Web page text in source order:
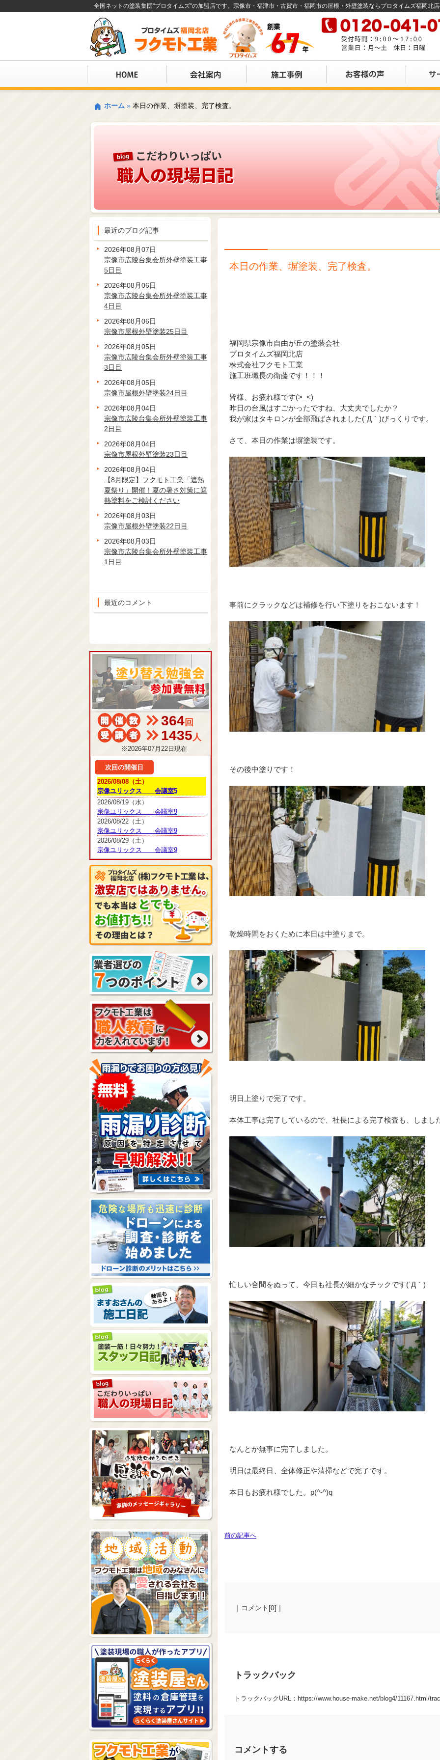
全国ネットの塗装集団"プロタイムズ"の加盟店です。宗像市・福津市・古賀市・福岡市の屋根・外壁塗装ならプロタイムズ福岡北
ホーム » 本日の作業、塀塗装、完了検査。
本日の作業、塀塗装、完了検査。
福岡県宗像市自由が丘の塗装会社
プロタイムズ福岡北店
株式会社フクモト工業
施工班職長の衛藤です！！！
皆様、お疲れ様です(>_<)
昨日の台風はすごかったですね、大丈夫でしたか？
我が家はタキロンが全部飛ばされました(´Д｀)びっくりです。
さて、本日の作業は塀塗装です。
事前にクラックなどは補修を行い下塗りをおこないます！
その後中塗りです！
乾燥時間をおくために本日は中塗りまで。
明日上塗りで完了です。
本体工事は完了しているので、社長による完了検査も、しまし
忙しい合間をぬって、今日も社長が細かなチックです(´Д｀)
なんとか無事に完了しました。
明日は最終日、全体修正や清掃などで完了です。
本日もお疲れ様でした。p(^-^)q
前の記事へ
｜コメント[0]｜
トラックバック
トラックバックURL：https://www.house-make.net/blog4/11167.html/
コメントする
最近のブログ記事
2026年08月07日
宗像市広陵台集会所外壁塗装工事
5日目
2026年08月06日
宗像市広陵台集会所外壁塗装工事
4日目
2026年08月06日
宗像市屋根外壁塗装25日目
2026年08月05日
宗像市広陵台集会所外壁塗装工事
3日目
2026年08月05日
宗像市屋根外壁塗装24日目
2026年08月04日
宗像市広陵台集会所外壁塗装工事
2日目
2026年08月04日
宗像市屋根外壁塗装23日目
2026年08月04日
【8月限定】フクモト工業「遮熱
夏祭り」開催！夏の暑さ対策に遮
熱塗料をご検討ください
2026年08月03日
宗像市屋根外壁塗装22日目
2026年08月03日
宗像市広陵台集会所外壁塗装工事
1日目
最近のコメント
364回
1435人
※2026年07月22日現在
次回の開催日
2026/08/08（土）
宗像ユリックス 会議室5
2026/08/19（水）
宗像ユリックス 会議室9
2026/08/22（土）
宗像ユリックス 会議室9
2026/08/29（土）
宗像ユリックス 会議室9